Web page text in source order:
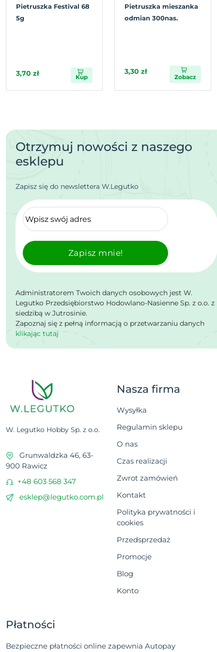
Pietruszka Festival 68
5g
3,70 zł Kup
Pietruszka mieszanka
odmian 300nas.
3,30 zł
Zobacz
Otrzymuj nowości z naszego
esklepu
Zapisz się do newslettera W.Legutko
Zapisz mnie!
Administratorem Twoich danych osobowych jest W.
Legutko Przedsiębiorstwo Hodowlano-Nasienne Sp. z o.o. z
siedzibą w Jutrosinie.
Zapoznaj się z pełną informacją o przetwarzaniu danych
klikając tutaj
W. Legutko Hobby Sp. z o.o.
Grunwaldzka 46, 63-
900 Rawicz
+48 603 568 347
esklep@legutko.com.pl
Nasza firma
Wysyłka
Regulamin sklepu
O nas
Czas realizacji
Zwrot zamówień
Kontakt
Polityka prywatności i
cookies
Przedsprzedaż
Promocje
Blog
Konto
Płatności
Bezpieczne płatności online zapewnia Autopay